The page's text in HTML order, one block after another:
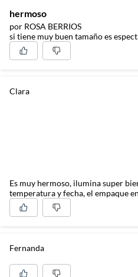
hermoso
por ROSA BERRIOS
si tiene muy buen tamaño es
Clara
Es muy hermoso, ilumina super
temperatura y fecha, el empaque
Fernanda